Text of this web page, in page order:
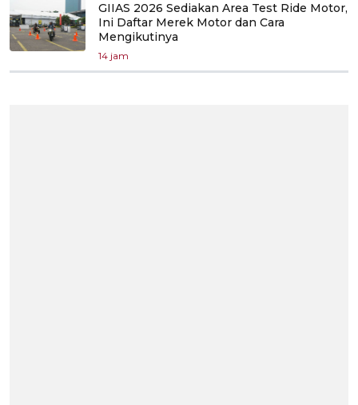
GIIAS 2026 Sediakan Area Test Ride Motor,
Ini Daftar Merek Motor dan Cara
Mengikutinya
14 jam